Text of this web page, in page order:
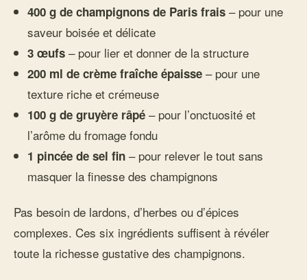
400 g de champignons de Paris frais – pour une
saveur boisée et délicate
3 œufs – pour lier et donner de la structure
200 ml de crème fraîche épaisse – pour une
texture riche et crémeuse
100 g de gruyère râpé – pour l’onctuosité et
l’arôme du fromage fondu
1 pincée de sel fin – pour relever le tout sans
masquer la finesse des champignons
Pas besoin de lardons, d’herbes ou d’épices
complexes. Ces six ingrédients suffisent à révéler
toute la richesse gustative des champignons.